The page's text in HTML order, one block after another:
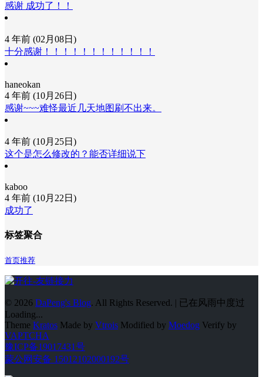
感谢 成功了！！
4 年前 (02月08日)
十分感谢！！！！！！！！！！！！
haneokan
4 年前 (10月26日)
感谢~~~难怪最近几天地图刷不出来。
4 年前 (10月25日)
这个是怎么修改的？能否详细说下
kaboo
4 年前 (10月22日)
成功了
标签聚合
首页推荐
© 2026 DaPeng's Blog. All Rights Reserved. | 已在风雨中度过
Loading...
Theme Kratos Made by Vtrois Modified by Moedog Verify by
VAPTCHA
豫ICP备19017431号
蒙公网安备 15012102000192号